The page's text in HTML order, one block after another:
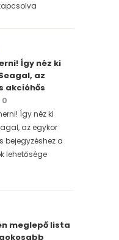
Így néz ki
az
akcióhős
0
Így néz ki
az egykor
bejegyzéshez a
lehetősége
meglepő lista